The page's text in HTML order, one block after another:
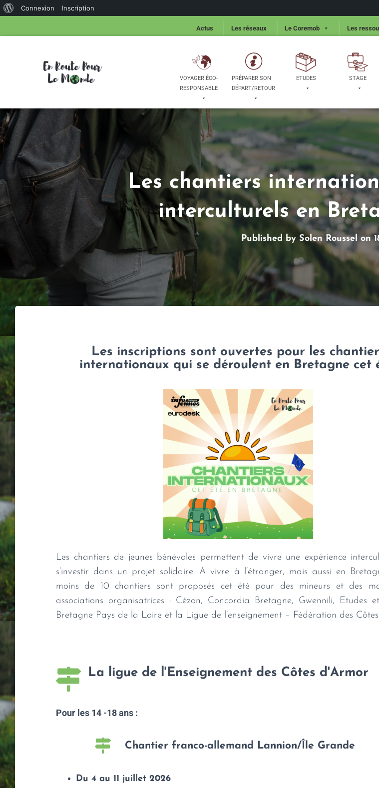
Connexion Inscription
Actus Les réseaux Le Coremob Les
VOYAGER ÉCO-
RESPONSABLE
PRÉPARER SON
DÉPART/RETOUR
ETUDES STAGE
Les chantiers
interculturels en
Published by Solen Roussel on
Les inscriptions sont ouvertes pour les
internationaux qui se déroulent en Bretagne cet
Les chantiers de jeunes bénévoles permettent de vivre une expérience
s’investir dans un projet solidaire. A vivre à l’étranger, mais aussi en
moins de 10 chantiers sont proposés cet été pour des mineurs et des
associations organisatrices : Cézon, Concordia Bretagne, Gwennili, Etudes
Bretagne Pays de la Loire et la Ligue de l’enseignement – Fédération des Côtes
La ligue de l'Enseignement des Côtes d'Armor
Pour les 14 -18 ans :
Chantier franco-allemand Lannion/Île Grande
Du 4 au 11 juillet 2026